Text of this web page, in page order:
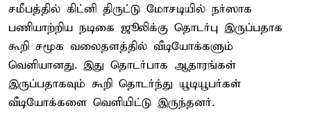
சமீபத்தில் கிட்னி திருட்டு மோசடியில் நர்ஸாக
பணியாற்றிய நடிகை ஜூலிக்கு தொடர்பு இருப்பதாக
கூறி சமூக வலைதளத்தில் வீடியோக்களும்
வெளியானது. இது தொடர்பாக ஆதாரங்கள்
இருப்பதாகவும் கூறி தொடர்ந்து யூடியூபர்கள்
வீடியோக்களை வெளியிட்டு இருந்தனர்.